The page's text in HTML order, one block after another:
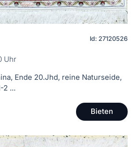
Id: 27120526
Uhr
Ende 20.Jhd, reine Naturseide,
2 ...
Bieten